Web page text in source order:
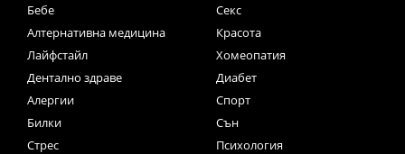
Бебе
Секс
Алтернативна медицина
Красота
Лайфстайл
Хомеопатия
Дентално здраве
Диабет
Алергии
Спорт
Билки
Сън
Стрес
Психология